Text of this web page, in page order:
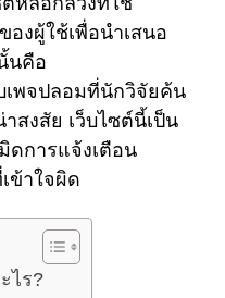
องผู้ใช้เพื่อนำเสนอ
นคือ
เพจปลอมที่นักวิจัยค้น
สงสัย เว็บไซต์นี้เป็น
ดการแจ้งเตือน
ข้าใจผิด
ไร?